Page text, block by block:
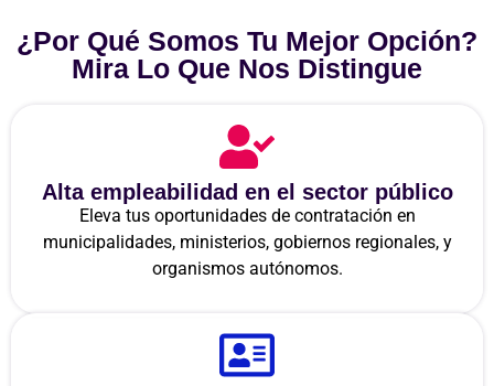
¿Por Qué Somos Tu Mejor Opción?
Mira Lo Que Nos Distingue
Alta empleabilidad en el sector público
Eleva tus oportunidades de contratación en
municipalidades, ministerios, gobiernos regionales, y
organismos autónomos.